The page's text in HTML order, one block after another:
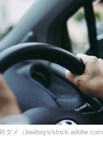
ダメ（beeboys/stock.adobe.com